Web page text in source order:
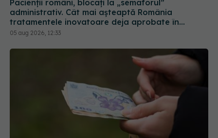
Statul acordă un sprijin de 15.000 de lei. Cine
poate depune cererea din 17 august